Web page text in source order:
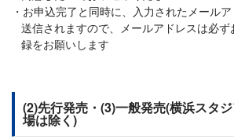
お申込完了と同時に、入力されたメール
送信されますので、メールアドレスは必
録をお願いします
(2)先行発売・(3)一般発売(横浜スタ
場は除く)